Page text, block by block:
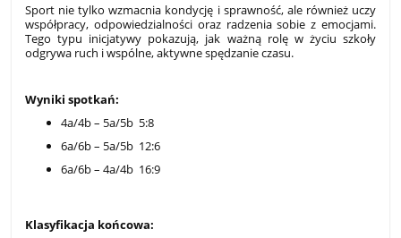
Sport nie tylko wzmacnia kondycję i sprawność, ale również uczy
współpracy, odpowiedzialności oraz radzenia sobie z emocjami.
Tego typu inicjatywy pokazują, jak ważną rolę w życiu szkoły
odgrywa ruch i wspólne, aktywne spędzanie czasu.
Wyniki spotkań:
4a/4b – 5a/5b 5:8
6a/6b – 5a/5b 12:6
6a/6b – 4a/4b 16:9
Klasyfikacja końcowa: